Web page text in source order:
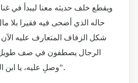
ويقطع خلف حديثه معنا ليبدأ في
حاله الذي أضحى فيه فقيرا بلا
شكل الزفاف المتعارف عليه
الرجال يصطفون في صف طويل
وصلِ عليه، يا ابن الرومي ياشوجي عليه".